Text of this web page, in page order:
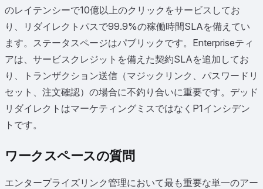
のレイテンシーで10億以上のクリックをサービスしてお
り、リダイレクトパスで99.9%の稼働時間SLAを備えてい
ます。ステータスページはパブリックです。Enterpriseティ
アは、サービスクレジットを備えた契約SLAを追加してお
り、トランザクション送信（マジックリンク、パスワードリ
セット、注文確認）の場合に不釣り合いに重要です。デッド
リダイレクトはマーケティングミスではなくP1インシデン
トです。
ワークスペースの質問
エンタープライズリンク管理において最も重要な単一のアー